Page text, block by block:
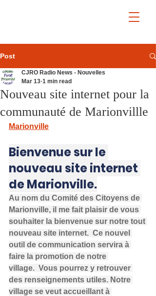
Post
Nouveau site internet pour la
communauté de Marionvillle
CJRO Radio News - Nouvelles
Mar 13 1 min read
Marionville
Bienvenue sur le
nouveau site internet
de Marionville.
Au nom du Comité des Citoyens de
Marionville, il me fait plaisir de vous
souhaiter la bienvenue sur notre tout
nouveau site internet.  Ce nouvel
outil de communication servira à
faire la promotion de notre
village.  Vous pourrez y retrouver
des renseignements utiles. Notre
village se veut accueillant à